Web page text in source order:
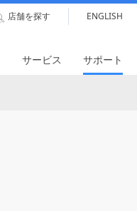
店舗を探す ENGLISH
サービス サポート